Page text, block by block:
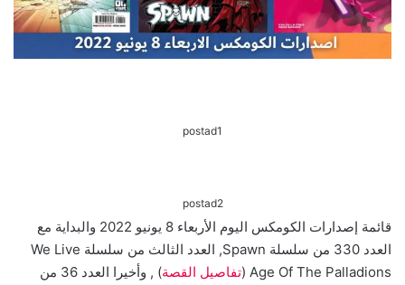
postad1
postad2
قائمة إصدارات الكومكس اليوم الأربعاء 8 يونيو 2022 والبداية مع
العدد 330 من سلسلة Spawn, العدد الثالث من سلسلة We Live
Age Of The Palladions ( تفاصيل القصة
) , وأخيرا العدد 36 من